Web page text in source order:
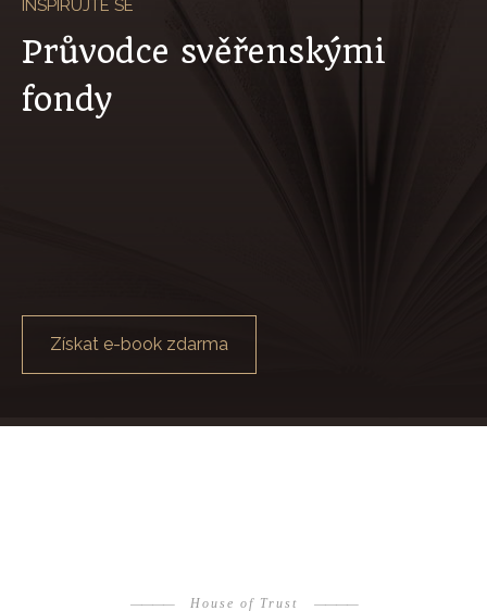
INSPIRUJTE SE
Průvodce svěřenskými
fondy
Získat e-book zdarma
————House of Trust ————